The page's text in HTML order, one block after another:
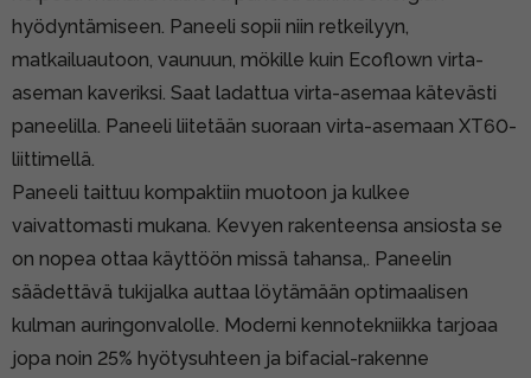
hyödyntämiseen. Paneeli sopii niin retkeilyyn,
matkailuautoon, vaunuun, mökille kuin Ecoflown virta-
aseman kaveriksi. Saat ladattua virta-asemaa kätevästi
paneelilla. Paneeli liitetään suoraan virta-asemaan XT60-
liittimellä.
Paneeli taittuu kompaktiin muotoon ja kulkee
vaivattomasti mukana. Kevyen rakenteensa ansiosta se
on nopea ottaa käyttöön missä tahansa,. Paneelin
säädettävä tukijalka auttaa löytämään optimaalisen
kulman auringonvalolle. Moderni kennotekniikka tarjoaa
jopa noin 25% hyötysuhteen ja bifacial-rakenne